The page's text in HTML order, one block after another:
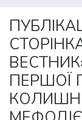
All of DSpace
Statistics
ПЕРШОЇ